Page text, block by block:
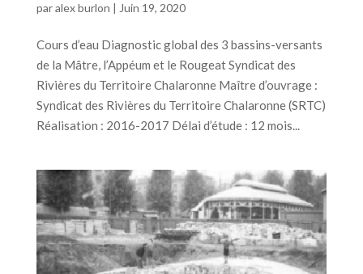
paralex burlon | Juin 19, 2020
Cours d’eau Diagnostic global des 3 bassins-versants
de la Mâtre, l’Appéum et le Rougeat Syndicat des
Rivières du Territoire Chalaronne Maître d’ouvrage :
Syndicat des Rivières du Territoire Chalaronne (SRTC)
Réalisation : 2016-2017 Délai d’étude : 12 mois...